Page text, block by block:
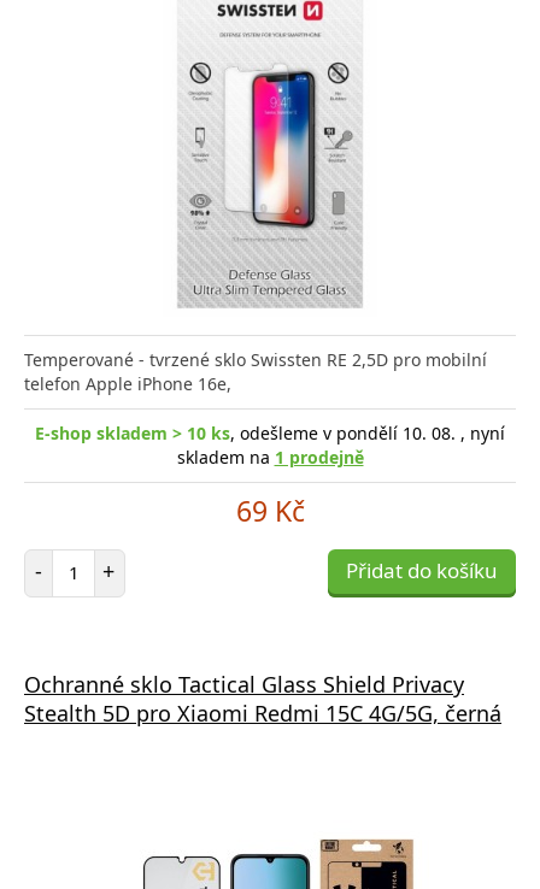
Temperované - tvrzené sklo Swissten RE 2,5D pro mobilní
telefon Apple iPhone 16e,
E-shop skladem > 10 ks, odešleme v pondělí 10. 08. , nyní
skladem na 1 prodejně
69 Kč
- Počet položek
+ Přidat do košíku
Ochranné sklo Tactical Glass Shield Privacy
Stealth 5D pro Xiaomi Redmi 15C 4G/5G, černá